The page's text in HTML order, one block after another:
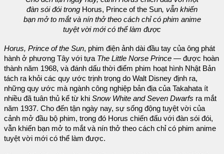
đàn sói đói trong Horus, Prince of the Sun, vẫn khiến
bạn mở to mắt và nín thở theo cách chỉ có phim anime
tuyệt vời mới có thể làm được
Horus, Prince of the Sun, phim điện ảnh dài đầu tay của ông phát
hành ở phương Tây với tựa The Little Norse Prince — được hoàn
thành năm 1968, và đánh dấu thời điểm phim hoạt hình Nhật Bản
tách ra khỏi các quy ước trịnh trọng do Walt Disney định ra,
những quy ước mà ngành công nghiệp bản địa của Takahata ít
nhiều đã tuân thủ kể từ khi Snow White and Seven Dwarfs ra mắt
năm 1937. Cho đến tận ngày nay, sự sống động tuyệt vời của
cảnh mở đầu bộ phim, trong đó Horus chiến đấu với đàn sói đói,
vẫn khiến bạn mở to mắt và nín thở theo cách chỉ có phim anime
tuyệt vời mới có thể làm được.